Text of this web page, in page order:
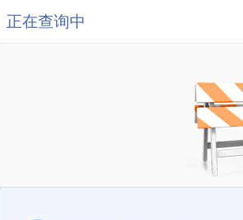
正在查询中